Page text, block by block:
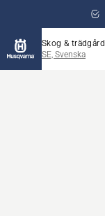
Skog & trädgård
SE, Svenska